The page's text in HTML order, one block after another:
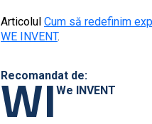
Articolul Cum să redefinim
WE INVENT.
Recomandat de:
WIWe INVENT